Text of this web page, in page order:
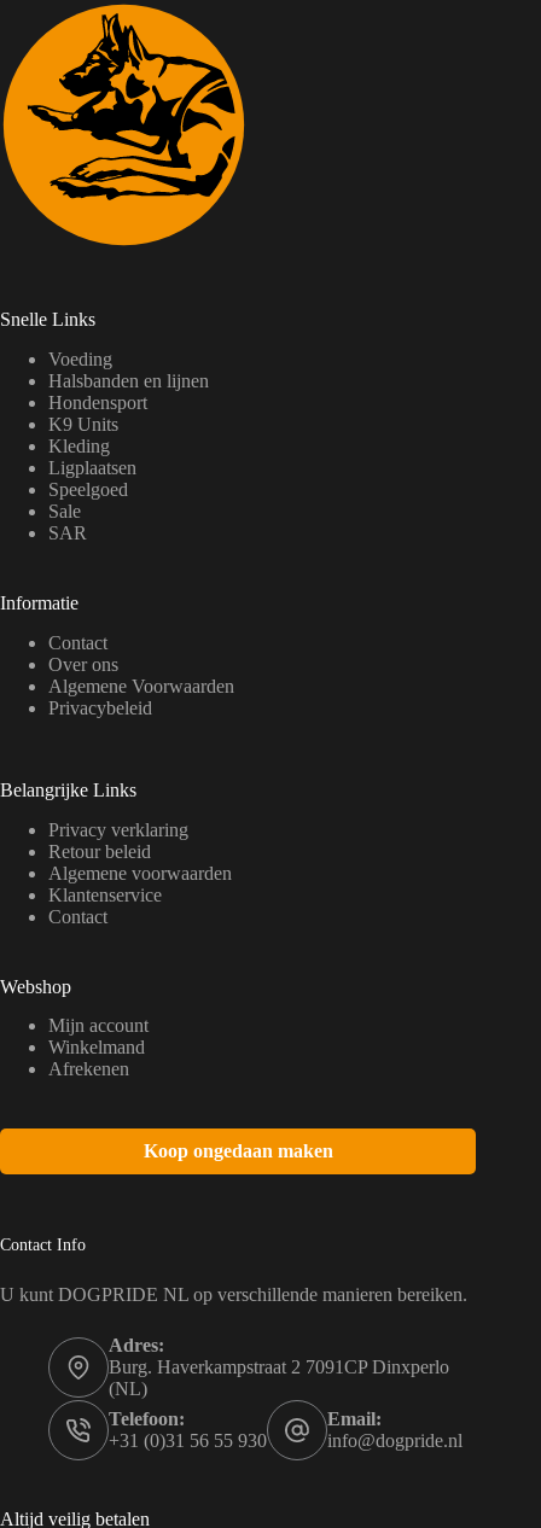
Snelle Links
Voeding
Halsbanden en lijnen
Hondensport
K9 Units
Kleding
Ligplaatsen
Speelgoed
Sale
SAR
Informatie
Contact
Over ons
Algemene Voorwaarden
Privacybeleid
Belangrijke Links
Privacy verklaring
Retour beleid
Algemene voorwaarden
Klantenservice
Contact
Webshop
Mijn account
Winkelmand
Afrekenen
Koop ongedaan maken
Contact Info
U kunt DOGPRIDE NL op verschillende manieren bereiken.
Adres:
Burg. Haverkampstraat 2 7091CP Dinxperlo
(NL)
Telefoon:
+31 (0)31 56 55 930
Email:
info@dogpride.nl
Altijd veilig betalen